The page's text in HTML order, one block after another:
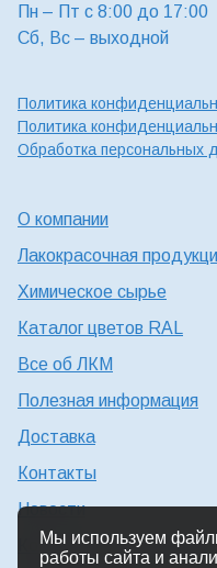
Пн – Пт с 8:00 до 17:00
Сб, Вс – выходной
Политика
Политика
Обработка персональных
О компании
Лакокрасочная
Химическое сырье
Каталог цветов RAL
Все об ЛКМ
Полезная информация
Доставка
Контакты
Новости
Консультация технолога
Мы используем
работы сайта и